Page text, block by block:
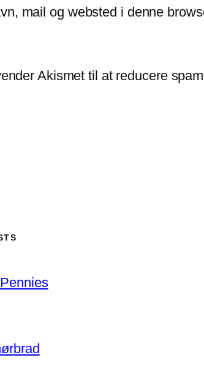
mail og websted i denne
Akismet til at reducere